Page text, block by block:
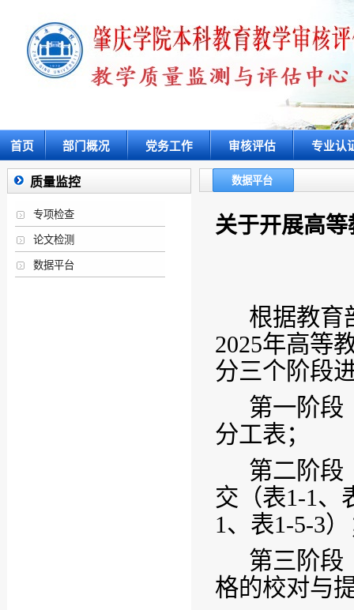
首页 部门概况 党务工作 审核评估 专业认
质量监控
专项检查
论文检测
数据平台
数据平台
关于开展高
根据教育
2025年高等
分三个阶段
第一阶段
分工表；
第二阶段
交（表1-1、
1、表1-5-3
第三阶段
格的校对与